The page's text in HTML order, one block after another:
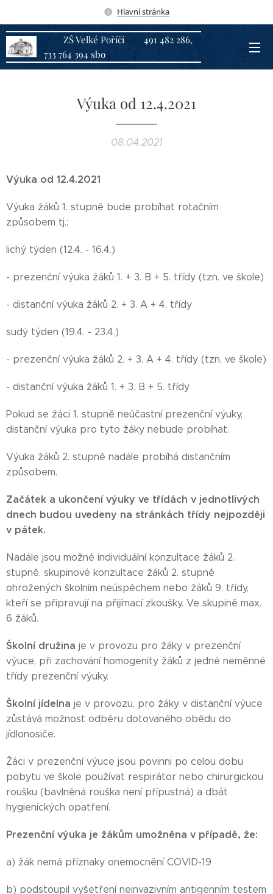
Hlavní stránka
ZŠ Velké Poříčí 491 482 286,
733 764 394 sbo
Výuka od 12.4.2021
08.04.2021
Výuka od 12.4.2021
Výuka žáků 1. stupně bude probíhat rotačním
způsobem tj.:
lichý týden (12.4. - 16.4.)
- prezenční výuka žáků 1. + 3. B + 5. třídy (tzn. ve škole)
- distanční výuka žáků 2. + 3. A + 4. třídy
sudý týden (19.4. - 23.4.)
- prezenční výuka žáků 2. + 3. A + 4. třídy (tzn. ve škole)
- distanční výuka žáků 1. + 3. B + 5. třídy
Pokud se žáci 1. stupně neúčastní prezenční výuky,
distanční výuka pro tyto žáky nebude probíhat.
Výuka žáků 2. stupně nadále probíhá distančním
způsobem.
Začátek a ukončení výuky ve třídách v jednotlivých
dnech budou uvedeny na stránkách třídy nejpozději
v pátek.
Nadále jsou možné individuální konzultace žáků 2.
stupně, skupinové konzultace žáků 2. stupně
ohrožených školním neúspěchem nebo žáků 9. třídy,
kteří se připravují na přijímací zkoušky. Ve skupině max.
6 žáků.
Školní družina je v provozu pro žáky v prezenční
výuce, při zachování homogenity žáků z jedné neměnné
třídy prezenční výuky.
Školní jídelna je v provozu, pro žáky v distanční výuce
zůstává možnost odběru dotovaného obědu do
jídlonosiče.
Žáci v prezenční výuce jsou povinni po celou dobu
pobytu ve škole používat respirátor nebo chirurgickou
roušku (bavlněná rouška není přípustná) a dbát
hygienických opatření.
Prezenční výuka je žákům umožněna v případě, že:
a) žák nemá příznaky onemocnění COVID-19
b) podstoupil vyšetření neinvazivním antigenním testem